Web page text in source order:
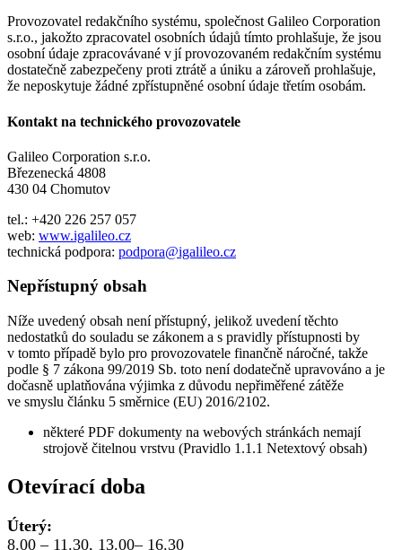
Provozovatel redakčního systému, společnost Galileo Corporation
s.r.o., jakožto zpracovatel osobních údajů tímto prohlašuje, že jsou
osobní údaje zpracovávané v jí provozovaném redakčním systému
dostatečně zabezpečeny proti ztrátě a úniku a zároveň prohlašuje,
že neposkytuje žádné zpřístupněné osobní údaje třetím osobám.
Kontakt na technického provozovatele
Galileo Corporation s.r.o.
Březenecká 4808
430 04 Chomutov
tel.: +420 226 257 057
web: www.igalileo.cz
technická podpora: podpora@igalileo.cz
Nepřístupný obsah
Níže uvedený obsah není přístupný, jelikož uvedení těchto
nedostatků do souladu se zákonem a s pravidly přístupnosti by
v tomto případě bylo pro provozovatele finančně náročné, takže
podle § 7 zákona 99/2019 Sb. toto není dodatečně upravováno a je
dočasně uplatňována výjimka z důvodu nepřiměřené zátěže
ve smyslu článku 5 směrnice (EU) 2016/2102.
některé PDF dokumenty na webových stránkách nemají
strojově čitelnou vrstvu (Pravidlo 1.1.1 Netextový obsah)
Otevírací doba
Úterý:
8.00 – 11.30, 13.00– 16.30